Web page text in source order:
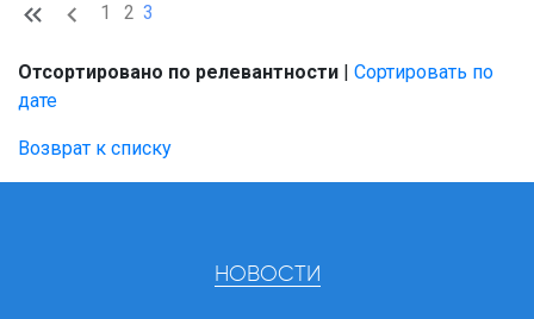
1 2 3
Отсортировано по релевантности | Сортировать по
дате
Возврат к списку
НОВОСТИ